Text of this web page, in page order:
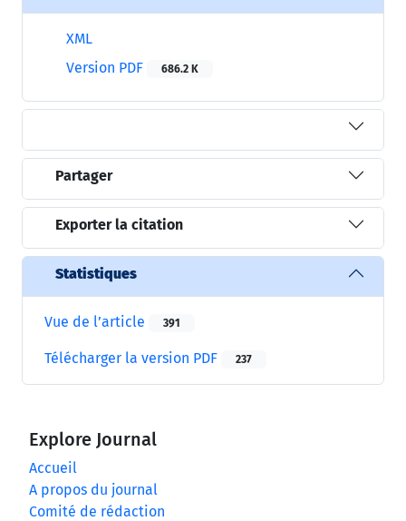
XML
Version PDF
686.2 K
Partager
Exporter la citation
Statistiques
Vue de l’article 391
Télécharger la version PDF 237
Explore Journal
Accueil
A propos du journal
Comité de rédaction